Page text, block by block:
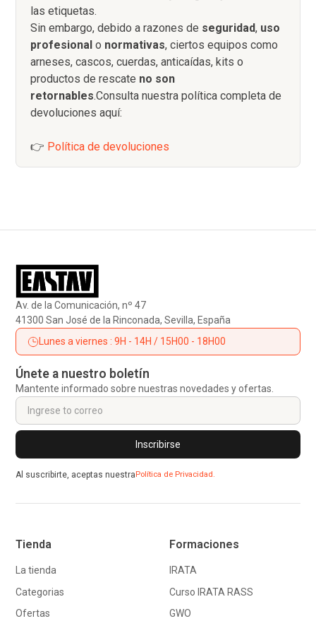
las etiquetas.
Sin embargo, debido a razones de seguridad, uso
profesional o normativas, ciertos equipos como
arneses, cascos, cuerdas, anticaídas, kits o
productos de rescate no son
retornables.Consulta nuestra política completa de
devoluciones aquí:
👉 Política de devoluciones
Av. de la Comunicación, nº 47
41300 San José de la Rinconada, Sevilla, España
Lunes a viernes : 9H - 14H / 15H00 - 18H00
Únete a nuestro boletín
Mantente informado sobre nuestras novedades y ofertas.
Al suscribirte, aceptas nuestra Política de Privacidad.
Tienda
La tienda
Categorias
Ofertas
Formaciones
IRATA
Curso IRATA RASS
GWO